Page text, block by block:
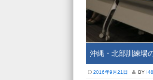
沖縄・北部訓練場
2016年9月21日 BY